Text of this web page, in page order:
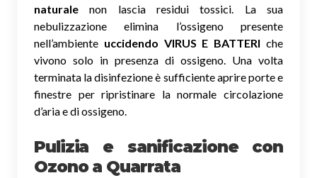
naturale non lascia residui tossici. La sua
nebulizzazione elimina l’ossigeno presente
nell’ambiente uccidendo VIRUS E BATTERI che
vivono solo in presenza di ossigeno. Una volta
terminata la disinfezione è sufficiente aprire porte e
finestre per ripristinare la normale circolazione
d’aria e di ossigeno.
Pulizia e sanificazione con
Ozono a Quarrata